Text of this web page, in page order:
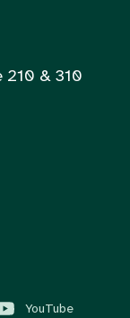
210 & 310
YouTube